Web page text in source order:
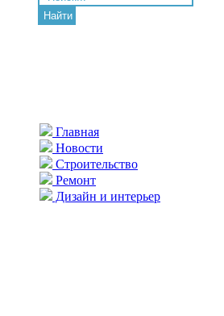
Найти
Главная
Новости
Строительство
Ремонт
Дизайн и интерьер